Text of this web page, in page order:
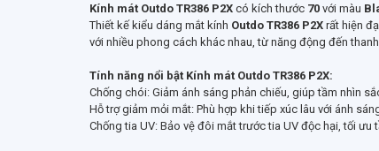
Kính mát Outdo TR386 P2X có kích thước 70 với màu
Thiết kế kiểu dáng mắt kính Outdo TR386 P2X rất hiện
với nhiều phong cách khác nhau, từ năng động đến thanh
Tính năng nổi bật Kính mát Outdo TR386 P2X:
Chống chói: Giảm ánh sáng phản chiếu, giúp tầm nhìn
Hỗ trợ giảm mỏi mắt: Phù hợp khi tiếp xúc lâu với ánh
Chống tia UV: Bảo vệ đôi mắt trước tia UV độc hại, tối